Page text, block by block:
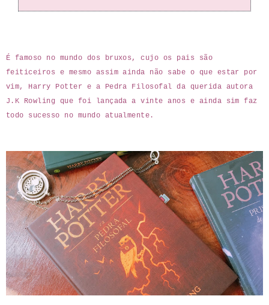
É famoso no mundo dos bruxos, cujo os pais são
feiticeiros e mesmo assim ainda não sabe o que estar por
vim, Harry Potter e a Pedra Filosofal da querida autora
J.K Rowling que foi lançada a vinte anos e ainda sim faz
todo sucesso no mundo atualmente.